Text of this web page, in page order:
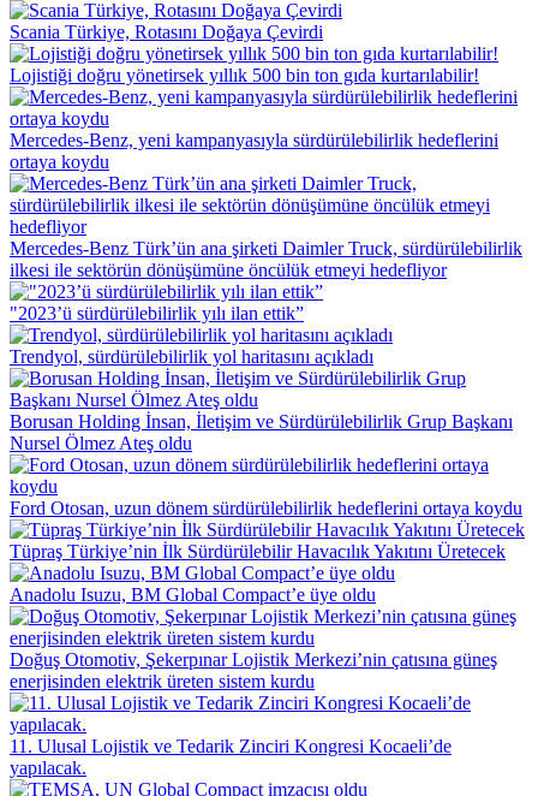
Scania Türkiye, Rotasını Doğaya Çevirdi
Lojistiği doğru yönetirsek yıllık 500 bin ton gıda kurtarılabilir!
Mercedes-Benz, yeni kampanyasıyla sürdürülebilirlik hedeflerini
ortaya koydu
Mercedes-Benz Türk’ün ana şirketi Daimler Truck, sürdürülebilirlik
ilkesi ile sektörün dönüşümüne öncülük etmeyi hedefliyor
"2023’ü sürdürülebilirlik yılı ilan ettik”
Trendyol, sürdürülebilirlik yol haritasını açıkladı
Borusan Holding İnsan, İletişim ve Sürdürülebilirlik Grup Başkanı
Nursel Ölmez Ateş oldu
Ford Otosan, uzun dönem sürdürülebilirlik hedeflerini ortaya koydu
Tüpraş Türkiye’nin İlk Sürdürülebilir Havacılık Yakıtını Üretecek
Anadolu Isuzu, BM Global Compact’e üye oldu
Doğuş Otomotiv, Şekerpınar Lojistik Merkezi’nin çatısına güneş
enerjisinden elektrik üreten sistem kurdu
11. Ulusal Lojistik ve Tedarik Zinciri Kongresi Kocaeli’de
yapılacak.